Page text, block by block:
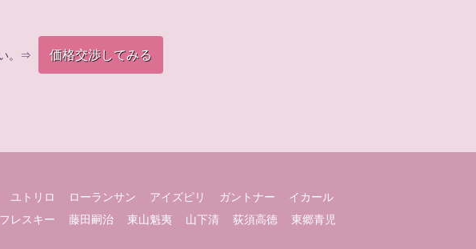
。⇒ 価格交渉してみる
ユトリロ ローランサン アイズピリ ガントナー
イカール
レスキー 藤田嗣治 東山魁夷 山下清 荻須高徳
東郷青児